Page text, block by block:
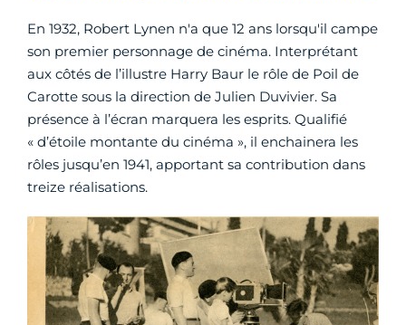
En 1932, Robert Lynen n'a que 12 ans lorsqu'il campe
son premier personnage de cinéma. Interprétant
aux côtés de l’illustre Harry Baur le rôle de Poil de
Carotte sous la direction de Julien Duvivier. Sa
présence à l’écran marquera les esprits. Qualifié
« d’étoile montante du cinéma », il enchainera les
rôles jusqu’en 1941, apportant sa contribution dans
treize réalisations.